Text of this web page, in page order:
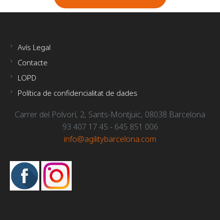
Avís Legal
Contacte
LOPD
Política de confidencialitat de dades
Carrer del Polvorí, 2, Sants-Montjuïc, 08038 Barcelona
93 407 17 45 - 645 851 006
info@agilitybarcelona.com